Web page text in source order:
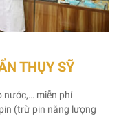
THỤY SỸ
nước,… miễn phí
(trừ pin năng lượng